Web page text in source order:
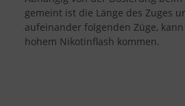
gemeint ist die Länge des Zuges
aufeinander folgenden Züge,
hohem Nikotinflash kommen.